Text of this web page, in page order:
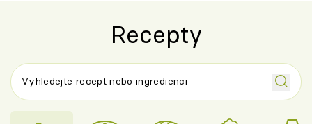
Recepty